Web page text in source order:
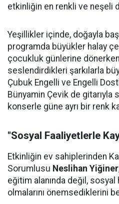
etkinliğin en renkli ve neşeli
Yeşillikler içinde, doğayla
programda büyükler halay
çocukluk günlerine
seslendirdikleri şarkılarla
Çubuk Engelli ve Engelli
Bünyamin Çevik de gitarıyla
konserle güne ayrı bir renk
"Sosyal Faaliyetlerle
Etkinliğin ev sahiplerinden
Sorumlusu Neslihan Yiğiner
eğitim alanında değil, sosyal
olmalarını önemsediklerini